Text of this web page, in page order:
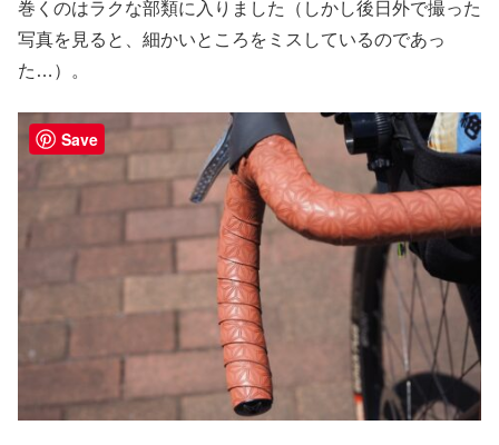
巻くのはラクな部類に入りました（しかし後日外で撮った
写真を見ると、細かいところをミスしているのであっ
た…）。
Save